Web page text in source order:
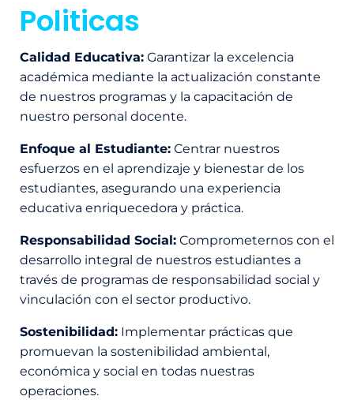
Politicas
Calidad Educativa: Garantizar la excelencia
académica mediante la actualización constante
de nuestros programas y la capacitación de
nuestro personal docente.
Enfoque al Estudiante: Centrar nuestros
esfuerzos en el aprendizaje y bienestar de los
estudiantes, asegurando una experiencia
educativa enriquecedora y práctica.
Responsabilidad Social: Comprometernos con el
desarrollo integral de nuestros estudiantes a
través de programas de responsabilidad social y
vinculación con el sector productivo.
Sostenibilidad: Implementar prácticas que
promuevan la sostenibilidad ambiental,
económica y social en todas nuestras
operaciones.